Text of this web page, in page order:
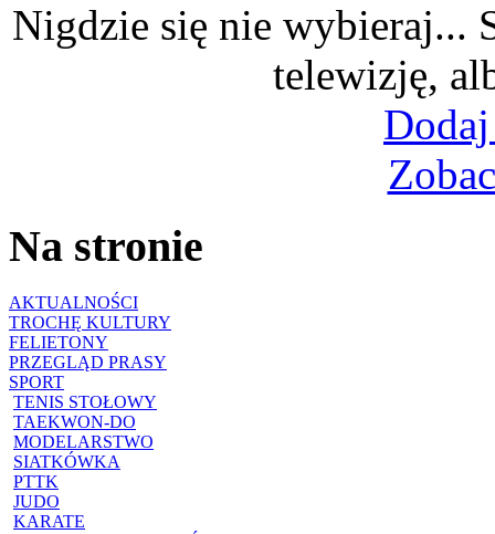
Nigdzie się nie wybieraj...
telewizję,
Na stronie
AKTUALNOŚCI
TROCHĘ KULTURY
FELIETONY
PRZEGLĄD PRASY
SPORT
TENIS STOŁOWY
TAEKWON-DO
MODELARSTWO
SIATKÓWKA
PTTK
JUDO
KARATE